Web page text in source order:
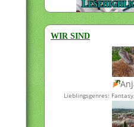
WIR SIND
Lieblingsgenres: